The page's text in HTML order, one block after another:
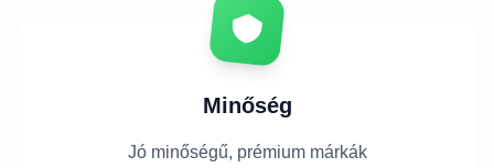
Minőség
Jó minőségű, prémium márkák